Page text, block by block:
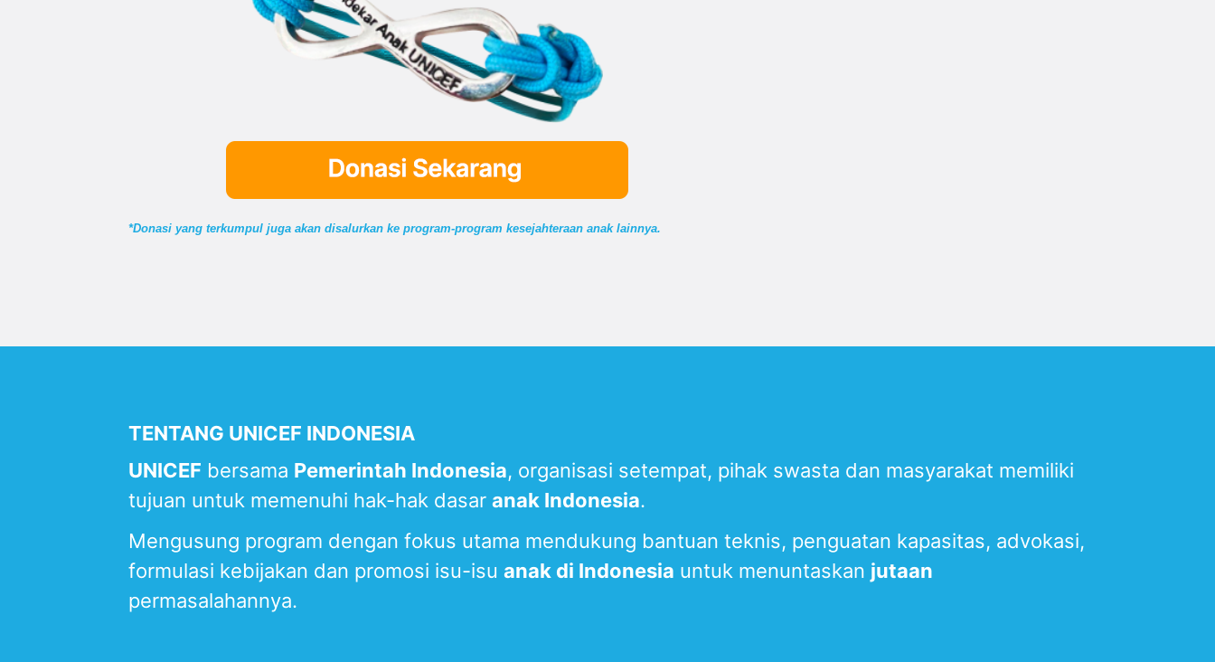
*Donasi yang terkumpul juga akan disalurkan ke program-program kesejahteraan anak lainnya.
TENTANG UNICEF INDONESIA
UNICEF bersama Pemerintah Indonesia, organisasi setempat, pihak swasta dan masyarakat memiliki
tujuan untuk memenuhi hak-hak dasar anak Indonesia.
Mengusung program dengan fokus utama mendukung bantuan teknis, penguatan kapasitas, advokasi,
formulasi kebijakan dan promosi isu-isu anak di Indonesia untuk menuntaskan jutaan
permasalahannya.